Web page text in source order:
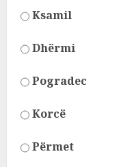
Ksamil
Dhërmi
Pogradec
Korcë
Përmet